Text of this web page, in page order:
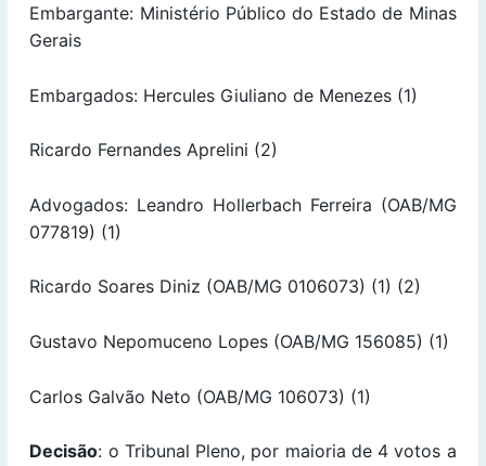
Embargante: Ministério Público do Estado de Minas
Gerais
Embargados: Hercules Giuliano de Menezes (1)
Ricardo Fernandes Aprelini (2)
Advogados: Leandro Hollerbach Ferreira (OAB/MG
077819) (1)
Ricardo Soares Diniz (OAB/MG 0106073) (1) (2)
Gustavo Nepomuceno Lopes (OAB/MG 156085) (1)
Carlos Galvão Neto (OAB/MG 106073) (1)
Decisão: o Tribunal Pleno, por maioria de 4 votos a